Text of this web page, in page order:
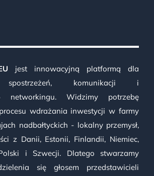
jest innowacyjną platformą dla
spostrzeżeń, komunikacji i
networkingu. Widzimy potrzebę
wdrażania inwestycji w farmy
nadbałtyckich - lokalny przemysł,
z Danii, Estonii, Finlandii, Niemiec,
i Szwecji. Dlatego stwarzamy
się głosem przedstawicieli